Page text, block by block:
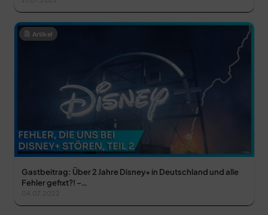
Artikel
Gastbeitrag: Über 2 Jahre Disney+ in Deutschland und alle
Fehler gefixt?! –…